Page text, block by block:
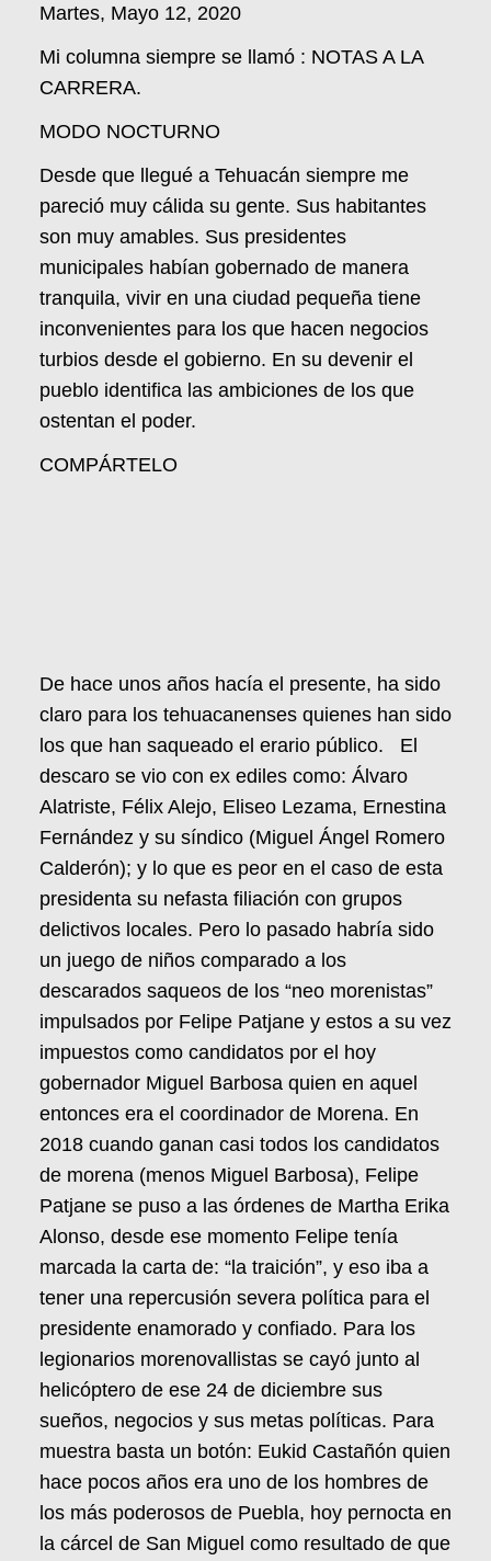
Martes, Mayo 12, 2020
Mi columna siempre se llamó : NOTAS A LA
CARRERA.
MODO NOCTURNO
Desde que llegué a Tehuacán siempre me
pareció muy cálida su gente. Sus habitantes
son muy amables. Sus presidentes
municipales habían gobernado de manera
tranquila, vivir en una ciudad pequeña tiene
inconvenientes para los que hacen negocios
turbios desde el gobierno. En su devenir el
pueblo identifica las ambiciones de los que
ostentan el poder.
COMPÁRTELO
De hace unos años hacía el presente, ha sido
claro para los tehuacanenses quienes han sido
los que han saqueado el erario público. El
descaro se vio con ex ediles como: Álvaro
Alatriste, Félix Alejo, Eliseo Lezama, Ernestina
Fernández y su síndico (Miguel Ángel Romero
Calderón); y lo que es peor en el caso de esta
presidenta su nefasta filiación con grupos
delictivos locales. Pero lo pasado habría sido
un juego de niños comparado a los
descarados saqueos de los “neo morenistas”
impulsados por Felipe Patjane y estos a su vez
impuestos como candidatos por el hoy
gobernador Miguel Barbosa quien en aquel
entonces era el coordinador de Morena. En
2018 cuando ganan casi todos los candidatos
de morena (menos Miguel Barbosa), Felipe
Patjane se puso a las órdenes de Martha Erika
Alonso, desde ese momento Felipe tenía
marcada la carta de: “la traición”, y eso iba a
tener una repercusión severa política para el
presidente enamorado y confiado. Para los
legionarios morenovallistas se cayó junto al
helicóptero de ese 24 de diciembre sus
sueños, negocios y sus metas políticas. Para
muestra basta un botón: Eukid Castañón quien
hace pocos años era uno de los hombres de
los más poderosos de Puebla, hoy pernocta en
la cárcel de San Miguel como resultado de que